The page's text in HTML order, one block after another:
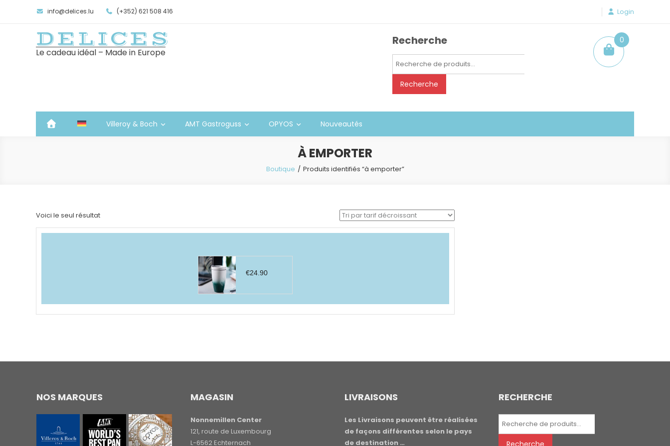
info@delices.lu (+352) 621 508 416 Login
DELICES
Le cadeau idéal – Made in Europe
Recherche
Recherche
Recherche
0
item
Villeroy & Boch AMT Gastroguss OPYOS Nouveautés
À EMPORTER
Boutique Produits identifiés “à emporter”
Voici le seul résultat
€24.90
NOS MARQUES MAGASIN
Nonnemillen Center
121, route de Luxembourg
L-6562 Echternach
LIVRAISONS
Les Livraisons peuvent être réalisées
de façons différentes selon le pays
de destination …
RECHERCHE
Recherche
Recherche